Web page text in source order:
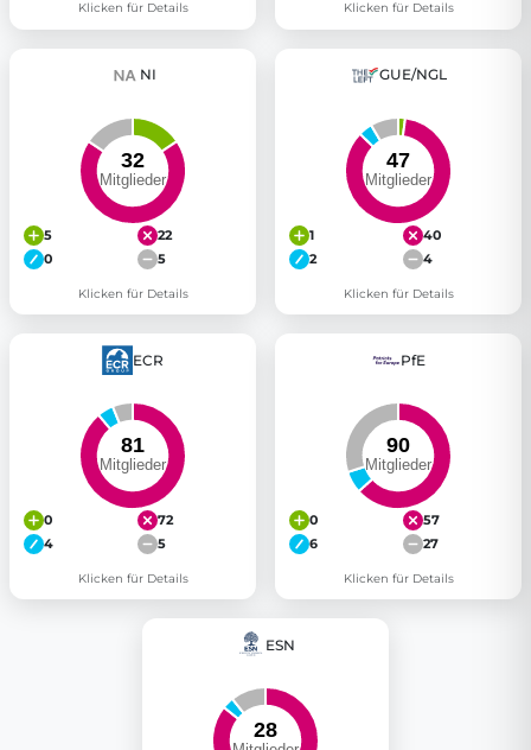
Klicken für Details Klicken für Details
NI
5
22
0
5
Klicken für Details
GUE/NGL
1
40
2
4
Klicken für Details
ECR
0
72
4
5
Klicken für Details
PfE
0
57
6
27
Klicken für Details
ESN